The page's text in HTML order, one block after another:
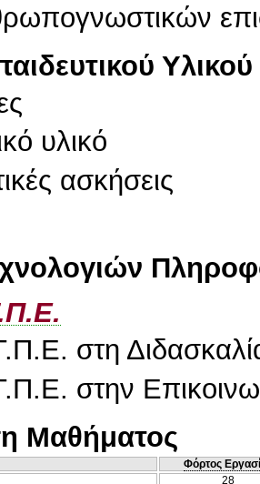
Υλικού
υλικό
ασκήσεις
στη
στην
Μαθήματος
Φόρτος
28